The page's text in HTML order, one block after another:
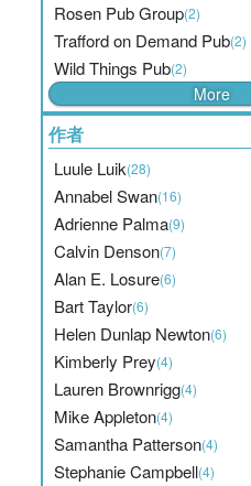
Rosen Pub Group(2)
Trafford on Demand Pub(2)
Wild Things Pub(2)
More
作者
Luule Luik(28)
Annabel Swan(16)
Adrienne Palma(9)
Calvin Denson(7)
Alan E. Losure(6)
Bart Taylor(6)
Helen Dunlap Newton(6)
Kimberly Prey(4)
Lauren Brownrigg(4)
Mike Appleton(4)
Samantha Patterson(4)
Stephanie Campbell(4)